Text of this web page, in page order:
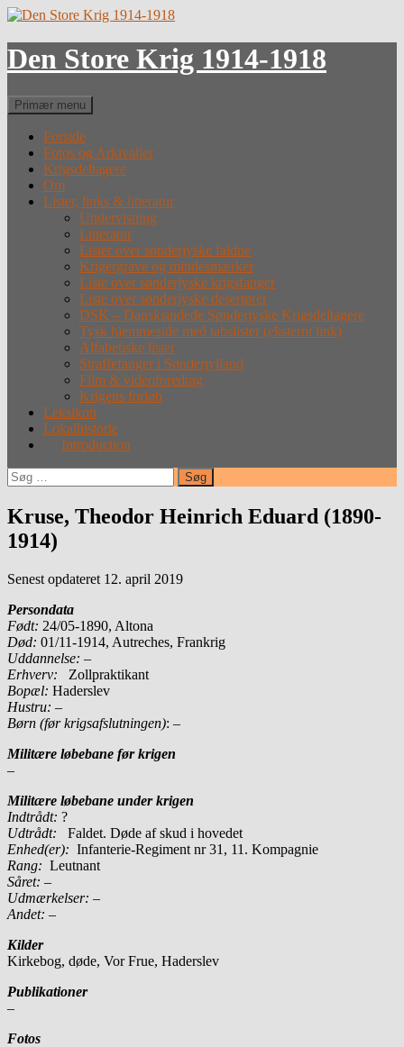
Hop
indhold
Den Store Krig 1914-1918
Søg
Primær menu
Forside
Fotos og Arkivalier
Krigsdeltagere
Om
Lister, links & litteratur
Undervisning
Litteratur
Lister over sønderjyske faldne
Krigergrave og mindesmærker
Liste over sønderjyske krigsfanger
Liste over sønderjyske desertører
DSK – Dansksindede Sønderjyske Krigsdeltagere
Tysk hjemmeside med tabslister (eksternt link)
Alfabetiske lister
Straffefanger i Sønderjylland
Film & videoforedrag
Krigens forløb
Leksikon
Lokalhistorie
Introduction
Søg
efter:
Kruse, Theodor Heinrich Eduard (1890-
1914)
Senest opdateret 12. april 2019
Persondata
Født: 24/05-1890, Altona
Død: 01/11-1914, Autreches, Frankrig
Uddannelse: –
Erhverv: Zollpraktikant
Bopæl: Haderslev
Hustru: –
Børn (før krigsafslutningen): –
Militære løbebane før krigen
–
Militære løbebane under krigen
Indtrådt: ?
Udtrådt: Faldet. Døde af skud i hovedet
Enhed(er): Infanterie-Regiment nr 31, 11. Kompagnie
Rang: Leutnant
Såret: –
Udmærkelser: –
Andet: –
Kilder
Kirkebog, døde, Vor Frue, Haderslev
Publikationer
–
Fotos